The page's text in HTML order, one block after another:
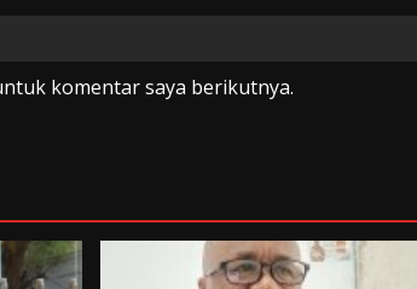
komentar saya berikutnya.